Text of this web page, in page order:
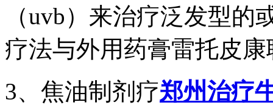
（uvb）来治疗泛发型
疗法与外用药膏雷托皮
3、焦油制剂疗郑州治疗